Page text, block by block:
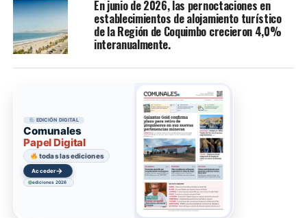
En junio de 2026, las pernoctaciones en
establecimientos de alojamiento turístico
de la Región de Coquimbo crecieron 4,0%
interanualmente.
EDICIÓN DIGITAL
Comunales
Papel Digital
todas las ediciones
Acceder→
ediciones 2026